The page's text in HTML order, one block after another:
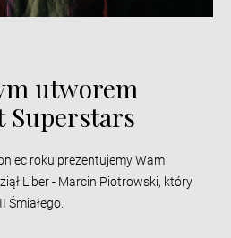
utworem
Superstars
roku prezentujemy Wam
Liber - Marcin Piotrowski, który
Śmiałego.